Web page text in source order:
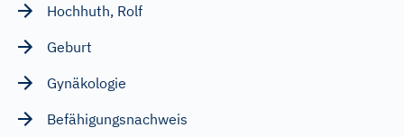
Hochhuth, Rolf
Geburt
Gynäkologie
Befähigungsnachweis